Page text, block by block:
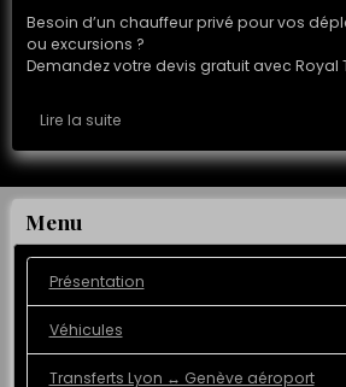
Besoin d’un chauffeur privé pour vos
ou excursions ?
Demandez votre devis gratuit avec Royal
Lire la suite
Menu
Présentation
Véhicules
Transferts Lyon ↔️ Genève aéroport